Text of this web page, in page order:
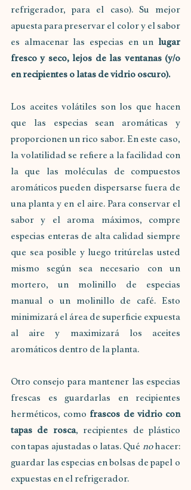
refrigerador, para el caso). Su mejor
apuesta para preservar el color y el sabor
es almacenar las especias en un lugar
fresco y seco, lejos de las ventanas (y/o
en recipientes o latas de vidrio oscuro).
Los aceites volátiles son los que hacen
que las especias sean aromáticas y
proporcionen un rico sabor. En este caso,
la volatilidad se refiere a la facilidad con
la que las moléculas de compuestos
aromáticos pueden dispersarse fuera de
una planta y en el aire. Para conservar el
sabor y el aroma máximos, compre
especias enteras de alta calidad siempre
que sea posible y luego tritúrelas usted
mismo según sea necesario con un
mortero, un molinillo de especias
manual o un molinillo de café. Esto
minimizará el área de superficie expuesta
al aire y maximizará los aceites
aromáticos dentro de la planta.
Otro consejo para mantener las especias
frescas es guardarlas en recipientes
herméticos, como frascos de vidrio con
tapas de rosca, recipientes de plástico
con tapas ajustadas o latas. Qué no hacer:
guardar las especias en bolsas de papel o
expuestas en el refrigerador.